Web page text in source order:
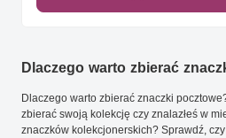
Dlaczego warto zbierać
Dlaczego warto zbierać znaczki
zbierać swoją kolekcję czy znalazłeś w
znaczków kolekcjonerskich? Sprawdź,